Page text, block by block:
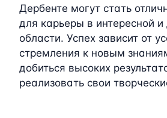
Дербенте могут стать
для карьеры в интересной
области. Успех зависит от
стремления к новым
добиться высоких
реализовать свои